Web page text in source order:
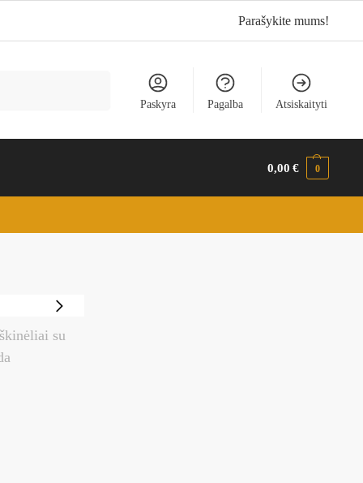
Parašykite mums!
Paskyra Pagalba Atsiskaityti
0,00€ 0